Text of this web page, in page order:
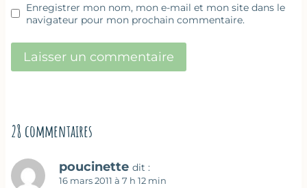
Enregistrer mon nom, mon e-mail et mon site dans le
navigateur pour mon prochain commentaire.
28 commentaires
poucinette dit :
16 mars 2011 à 7 h 12 min